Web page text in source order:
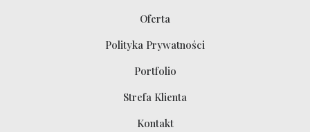
Oferta
Polityka Prywatności
Portfolio
Strefa Klienta
Kontakt